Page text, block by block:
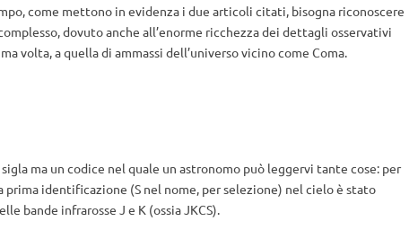
come mettono in evidenza i due articoli citati, bisogna riconoscere
dovuto anche all’enorme ricchezza dei dettagli osservativi
volta, a quella di ammassi dell’universo vicino come Coma.
sigla ma un codice nel quale un astronomo può leggervi tante cose: per
prima identificazione (S nel nome, per selezione) nel cielo è stato
bande infrarosse J e K (ossia JKCS).